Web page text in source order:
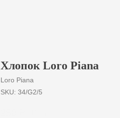
Хлопок Loro Piana
Loro Piana
SKU: 34/G2/5